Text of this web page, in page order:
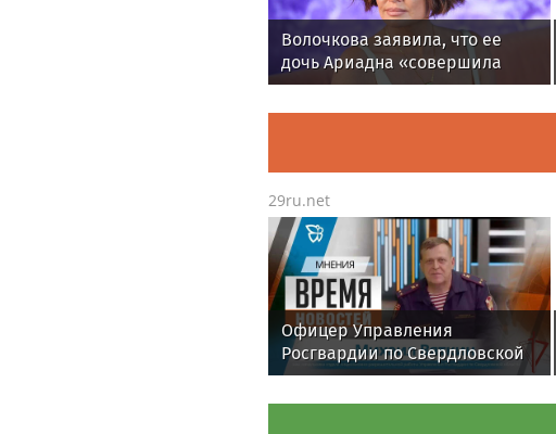
Волочкова заявила, что ее
дочь Ариадна «совершила
глупость», взяв фамилию
мужа
29ru.net
Офицер Управления
Росгвардии по Свердловской
области стал гостем передачи
в эфире телекомпании